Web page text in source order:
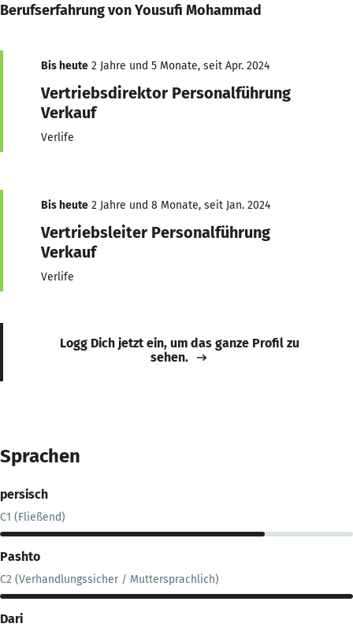
Berufserfahrung von Yousufi Mohammad
Bis heute 2 Jahre und 5 Monate, seit Apr. 2024
Vertriebsdirektor Personalführung
Verkauf
Verlife
Bis heute 2 Jahre und 8 Monate, seit Jan. 2024
Vertriebsleiter Personalführung
Verkauf
Verlife
Logg Dich jetzt ein, um das ganze Profil zu
sehen.
Sprachen
persisch
C1 (Fließend)
Pashto
C2 (Verhandlungssicher / Muttersprachlich)
Dari